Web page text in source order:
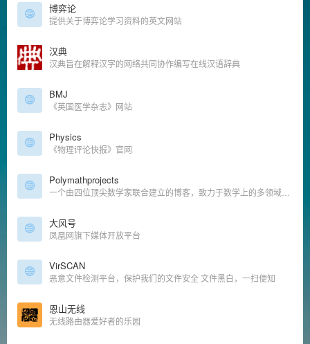
博弈论
提供关于博弈论学习资料的英文网站
汉典
汉典旨在解释汉字的网络共同协作编写在线汉语辞典
BMJ
《英国医学杂志》网站
Physics
《物理评论快报》官网
Polymathprojects
大风号
凤凰网旗下媒体开放平台
VirSCAN
恶意文件检测平台，保护我们的文件安全 文件黑白，一扫便知
恩山无线
无线路由器爱好者的乐园